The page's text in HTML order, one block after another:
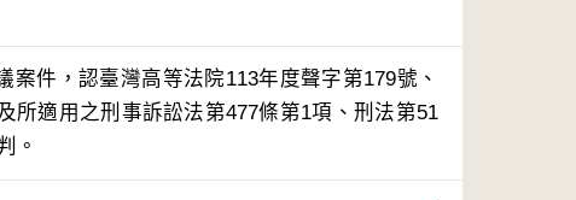
件，認臺灣高等法院113年度聲字第179號、
所適用之刑事訴訟法第477條第1項、刑法第51
。